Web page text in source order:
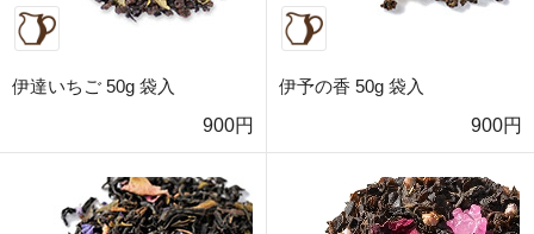
伊達いちご 50g 袋入
900円
伊予の香 50g 袋入
900円